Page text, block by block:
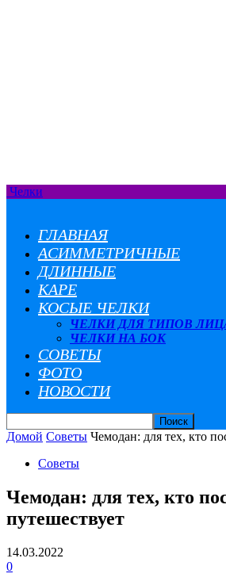
Челки
ГЛАВНАЯ
АСИММЕТРИЧНЫЕ
ДЛИННЫЕ
КАРЕ
КОСЫЕ ЧЕЛКИ
ЧЕЛКИ ДЛЯ ТИПОВ
ЧЕЛКИ НА БОК
СОВЕТЫ
ФОТО
НОВОСТИ
Домой Советы Чемодан: для тех, кто
Советы
Чемодан: для тех, кто
путешествует
14.03.2022
0